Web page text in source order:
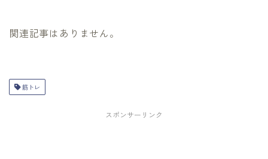
関連記事はありません。
筋トレ
スポンサーリンク